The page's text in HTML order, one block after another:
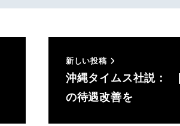
新しい投稿
沖縄タイムス社説：
の待遇改善を